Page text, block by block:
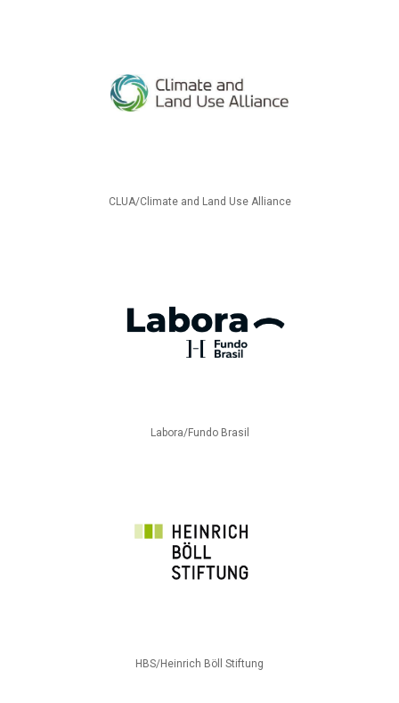
CLUA/Climate and Land Use Alliance
Labora/Fundo Brasil
HBS/Heinrich Böll Stiftung